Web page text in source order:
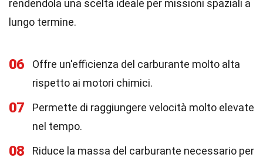
rendendola una scelta ideale per missioni spaziali a
lungo termine.
06
Offre un'efficienza del carburante molto alta
rispetto ai motori chimici.
07
Permette di raggiungere velocità molto elevate
nel tempo.
08 Riduce la massa del carburante necessario per